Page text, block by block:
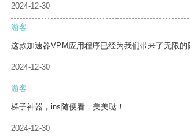
2024-12-30
游客
这款加速器VPM应用程序已经为我们带来了无限的
2024-12-30
游客
梯子神器，ins随便看，美美哒！
2024-12-30